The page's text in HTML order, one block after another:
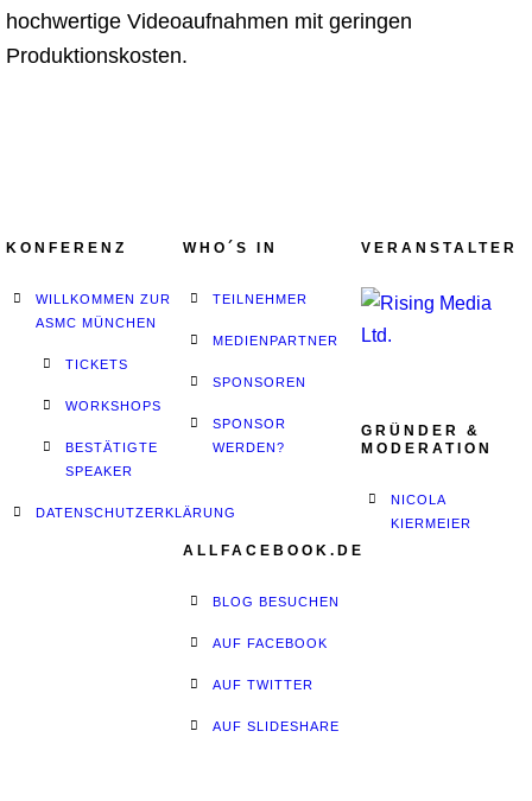
hochwertige Videoaufnahmen mit geringen
Produktionskosten.
KONFERENZ
WILLKOMMEN ZUR
ASMC MÜNCHEN
TICKETS
WORKSHOPS
BESTÄTIGTE
SPEAKER
DATENSCHUTZERKLÄRUNG
WHO´S IN
TEILNEHMER
MEDIENPARTNER
SPONSOREN
SPONSOR
WERDEN?
ALLFACEBOOK.DE
BLOG BESUCHEN
AUF FACEBOOK
AUF TWITTER
AUF SLIDESHARE
VERANSTALTER
GRÜNDER &
MODERATION
NICOLA
KIERMEIER